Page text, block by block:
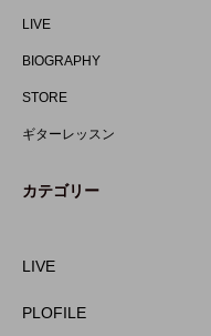
LIVE
BIOGRAPHY
STORE
ギターレッスン
カテゴリー
LIVE
PLOFILE